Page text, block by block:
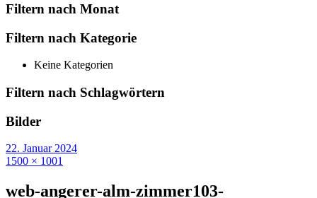
Filtern nach Monat
Filtern nach Kategorie
Keine Kategorien
Filtern nach Schlagwörtern
Bilder
22. Januar 2024
1500 × 1001
web-angerer-alm-zimmer103-